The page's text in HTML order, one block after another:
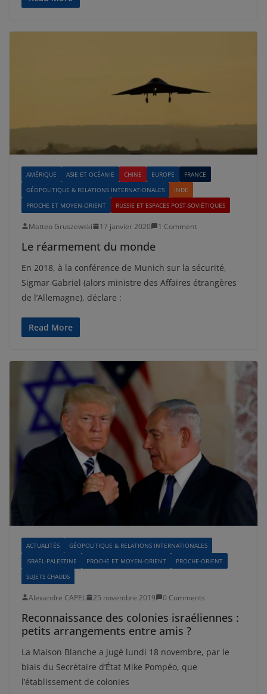
AMÉRIQUE ASIE ET OCÉANIE CHINE EUROPE
FRANCE
GÉOPOLITIQUE & RELATIONS INTERNATIONALES
INDE
PROCHE ET MOYEN-ORIENT
RUSSIE ET ESPACES POST-SOVIÉTIQUES
Matteo Gruszewski 17 janvier 2020 1 Comment
Le réarmement du monde
En 2018, à la conférence de Munich sur la sécurité,
Sigmar Gabriel (alors ministre des Affaires étrangères
de l’Allemagne), déclare :
Read More
ACTUALITÉS
GÉOPOLITIQUE & RELATIONS INTERNATIONALES
ISRAËL-PALESTINE
PROCHE ET MOYEN-ORIENT
PROCHE-ORIENT
SUJETS CHAUDS
Alexandre CAPEL 25 novembre 2019 0 Comments
Reconnaissance des colonies israéliennes :
petits arrangements entre amis ?
La Maison Blanche a jugé lundi 18 novembre, par le
biais du Secrétaire d’État Mike Pompéo, que
l’établissement de colonies